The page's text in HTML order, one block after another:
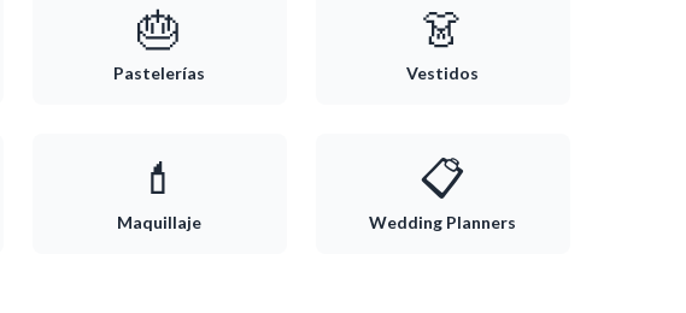
🎂
Pastelerías
👗
Vestidos
💄
Maquillaje
📋
Wedding Planners